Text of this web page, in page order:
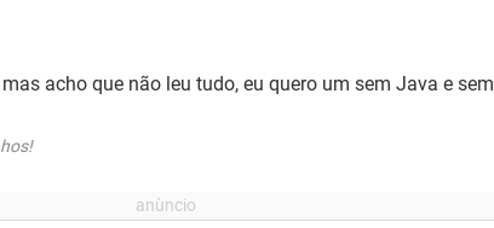
acho que não leu tudo, eu quero um sem Java e sem